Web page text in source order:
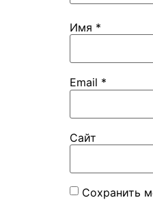
Имя *
Email *
Сайт
Сохранить